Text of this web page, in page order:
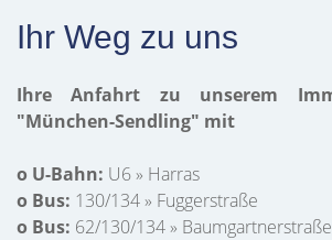
Ihr Weg zu uns
Ihre Anfahrt zu unserem
"München-Sendling" mit
o U-Bahn: U6 » Harras
o Bus: 130/134 » Fuggerstraße
o Bus: 62/130/134 » Baumgartnerstraße